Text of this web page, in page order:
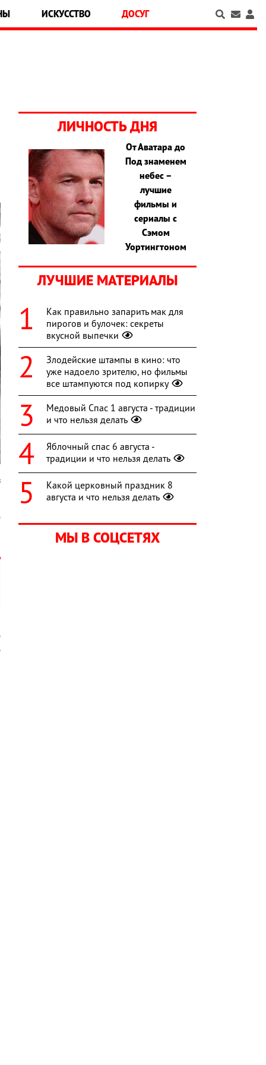
ИСКУССТВО ДОСУГ
ЛИЧНОСТЬ ДНЯ
От Аватара до
Под знаменем
небес –
лучшие
фильмы и
сериалы с
Сэмом
Уортингтоном
ЛУЧШИЕ МАТЕРИАЛЫ
Как правильно запарить мак для
пирогов и булочек: секреты
вкусной выпечки
Злодейские штампы в кино: что
уже надоело зрителю, но фильмы
все штампуются под копирку
Медовый Спас 1 августа - традиции
и что нельзя делать
Яблочный спас 6 августа -
традиции и что нельзя делать
Какой церковный праздник 8
августа и что нельзя делать
МЫ В СОЦСЕТЯХ